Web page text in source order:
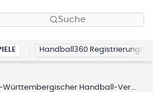
Suche
Handball360 Registrierung
Handball-Verband - männliche C-Jugend-Quali-Oberliga St.19B